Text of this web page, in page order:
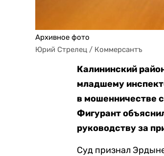
Архивное фото
Юрий Стрелец / Коммерсантъ
Калининский
младшему
в мошенничестве
Фигурант
руководству за
Суд признал